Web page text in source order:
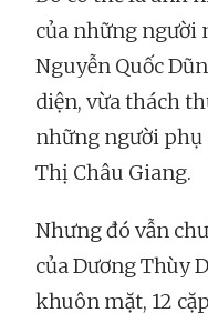
của những người
Nguyễn Quốc
diện, vừa thách
những người
Thị Châu Giang.
Nhưng đó vẫn
của Dương Thùy
khuôn mặt, 12